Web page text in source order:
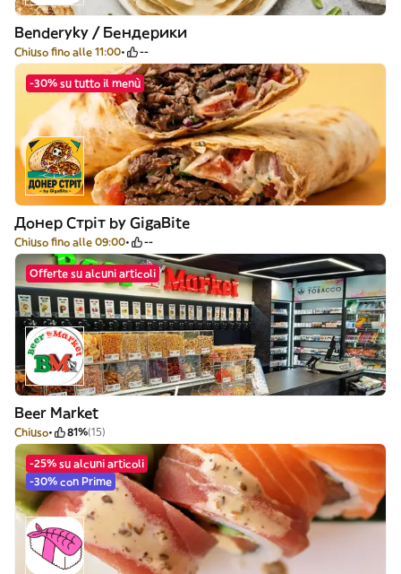
Benderyky / Бендерики
Chiuso fino alle 11:00 --
-30% su tutto il menù
Донер Стріт by GigaBite
Chiuso fino alle 09:00 --
Offerte su alcuni articoli
Beer Market
Chiuso 81%(15)
-25% su alcuni articoli
-30% con Prime